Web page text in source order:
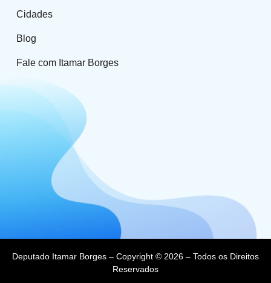
Cidades
Blog
Fale com Itamar Borges
Deputado Itamar Borges – Copyright © 2026 – Todos os Direitos
Reservados